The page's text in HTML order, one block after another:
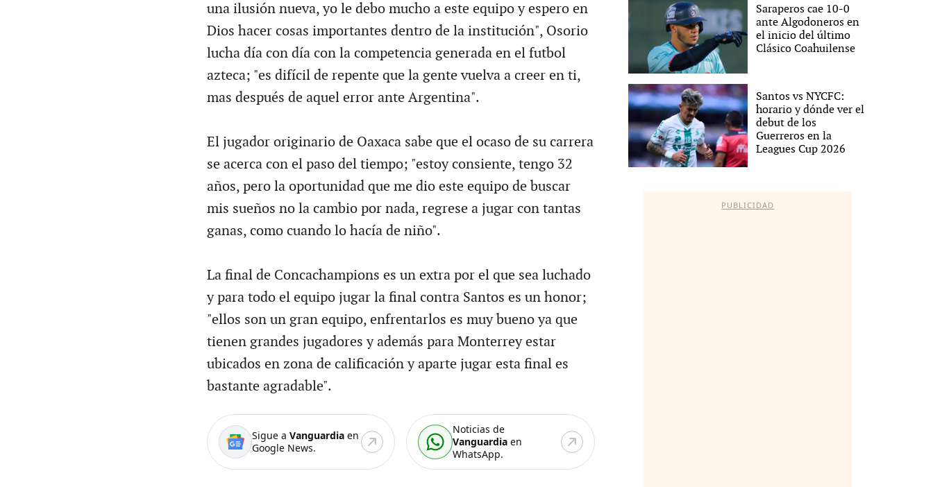
una ilusión nueva, yo le debo mucho a este equipo y espero en
Dios hacer cosas importantes dentro de la institución", Osorio
lucha día con día con la competencia generada en el futbol
azteca; "es difícil de repente que la gente vuelva a creer en ti,
mas después de aquel error ante Argentina".
El jugador originario de Oaxaca sabe que el ocaso de su carrera
se acerca con el paso del tiempo; "estoy consiente, tengo 32
años, pero la oportunidad que me dio este equipo de buscar
mis sueños no la cambio por nada, regrese a jugar con tantas
ganas, como cuando lo hacía de niño".
La final de Concachampions es un extra por el que sea luchado
y para todo el equipo jugar la final contra Santos es un honor;
"ellos son un gran equipo, enfrentarlos es muy bueno ya que
tienen grandes jugadores y además para Monterrey estar
ubicados en zona de calificación y aparte jugar esta final es
bastante agradable".
Sigue a Vanguardiaen
Google News.
Noticias de
Vanguardia en
WhatsApp.
Saraperos cae 10-0
ante Algodoneros en
el inicio del último
Clásico Coahuilense
Santos vs NYCFC:
horario y dónde ver el
debut de los
Guerreros en la
Leagues Cup 2026
PUBLICIDAD